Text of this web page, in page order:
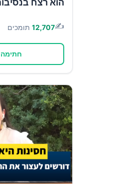
✍️
12,707 תומכים